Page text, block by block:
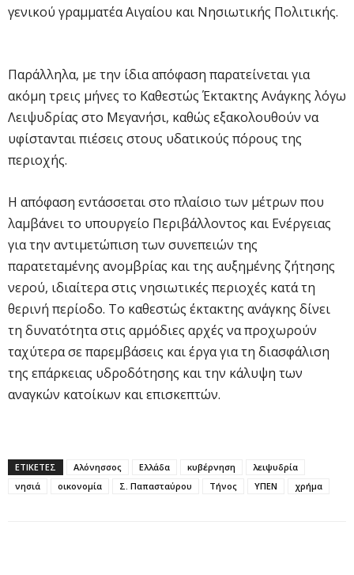
γενικού γραμματέα Αιγαίου και Νησιωτικής Πολιτικής.
Παράλληλα, με την ίδια απόφαση παρατείνεται για
ακόμη τρεις μήνες το Καθεστώς Έκτακτης Ανάγκης λόγω
Λειψυδρίας στο Μεγανήσι, καθώς εξακολουθούν να
υφίστανται πιέσεις στους υδατικούς πόρους της
περιοχής.
Η απόφαση εντάσσεται στο πλαίσιο των μέτρων που
λαμβάνει το υπουργείο Περιβάλλοντος και Ενέργειας
για την αντιμετώπιση των συνεπειών της
παρατεταμένης ανομβρίας και της αυξημένης ζήτησης
νερού, ιδιαίτερα στις νησιωτικές περιοχές κατά τη
θερινή περίοδο. Το καθεστώς έκτακτης ανάγκης δίνει
τη δυνατότητα στις αρμόδιες αρχές να προχωρούν
ταχύτερα σε παρεμβάσεις και έργα για τη διασφάλιση
της επάρκειας υδροδότησης και την κάλυψη των
αναγκών κατοίκων και επισκεπτών.
ΕΤΙΚΕΤΕΣ Αλόνησσος Ελλάδα κυβέρνηση
λειψυδρία
νησιά
οικονομία Σ. Παπασταύρου Τήνος ΥΠΕΝ χρήμα